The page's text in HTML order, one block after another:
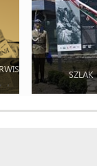
SZLAK